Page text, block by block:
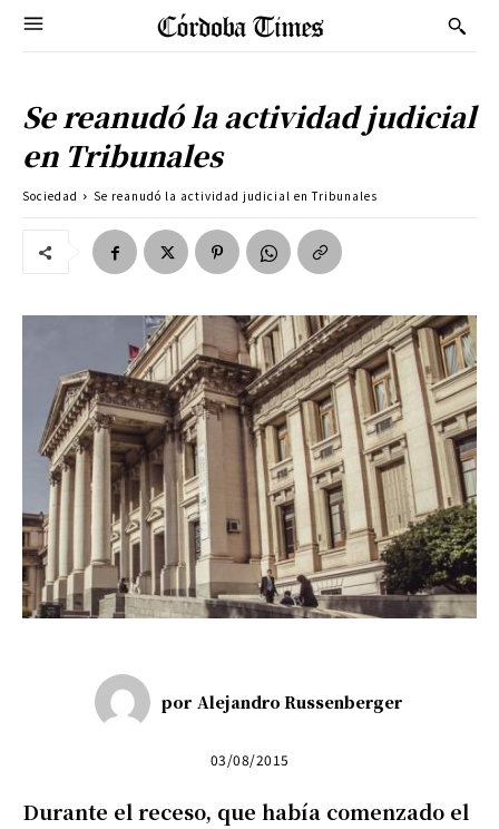
Se reanudó la actividad judicial
en Tribunales
Sociedad Se reanudó la actividad judicial en Tribunales
por Alejandro Russenberger
03/08/2015
Durante el receso, que había comenzado el